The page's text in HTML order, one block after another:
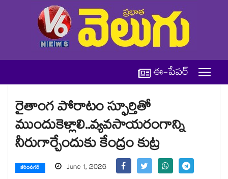
ఈ-పేపర్
రైతాంగ పోరాటం స్ఫూర్తితో
ముందుకెళ్లాలి..వ్యవసాయరంగాన్ని
నీరుగార్చేందుకు కేంద్రం కుట్ర
కరీంనగర్ June 1, 2026